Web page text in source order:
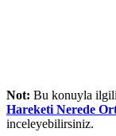
Not: Bu konuyla
Hareketi Nerede
inceleyebilirsiniz.